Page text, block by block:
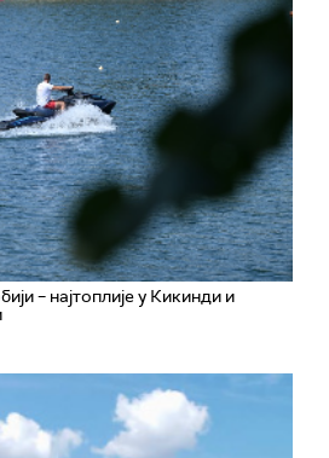
– најтоплије у Кикинди и